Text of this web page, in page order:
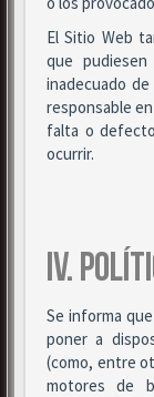
El Sitio Web
que
inadecuado
responsable
falta o
ocurrir.
IV.
Se informa
poner a
(como, entre
motores de